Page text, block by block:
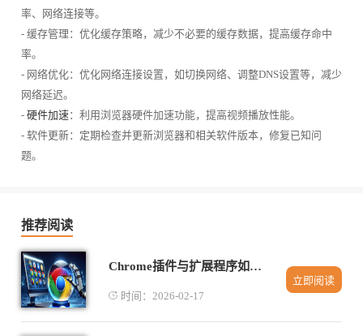
率、网络连接等。
- 缓存管理：优化缓存策略，减少不必要的缓存数据，提高缓存命中
率。
- 网络优化：优化网络连接设置，如切换网络、调整DNS设置等，减少
网络延迟。
- 硬件加速：利用浏览器硬件加速功能，提高视频播放性能。
- 软件更新：定期检查并更新浏览器和相关软件版本，修复已知问
题。
推荐阅读
Chrome插件与扩展程序如何影响浏览器速度
时间：2026-02-17
立即阅读